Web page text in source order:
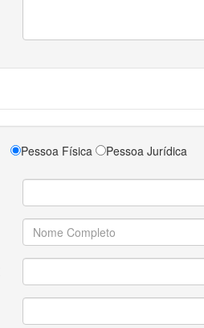
Pessoa Física Pessoa Jurídica